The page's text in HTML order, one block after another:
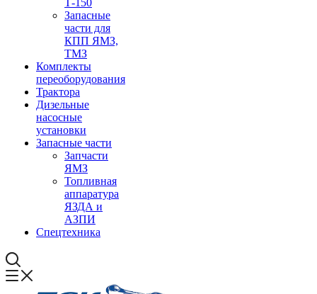
Т-150
Запасные
части для
КПП ЯМЗ,
ТМЗ
Комплекты
переоборудования
Трактора
Дизельные
насосные
установки
Запасные части
Запчасти
ЯМЗ
Топливная
аппаратура
ЯЗДА и
АЗПИ
Спецтехника